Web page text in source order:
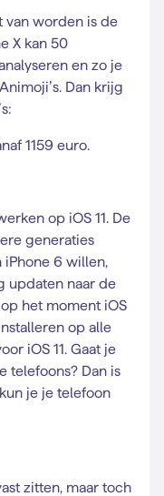
van worden is de
X kan 50
en zo je
Dan krijg
1159 euro.
op iOS 11. De
generaties
iPhone 6 willen,
updaten naar de
het moment iOS
op alle
iOS 11. Gaat je
telefoons? Dan is
je je telefoon
zitten, maar toch